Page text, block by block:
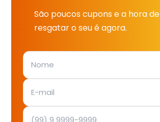
São poucos cupons e a hora de
resgatar o seu é agora.